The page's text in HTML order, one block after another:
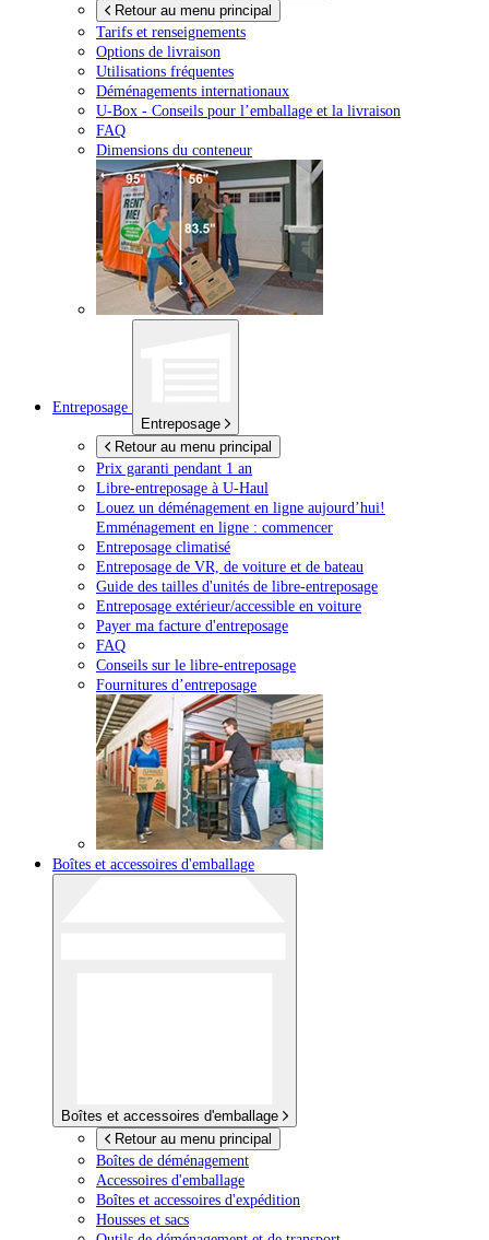
Retour au menu principal
Tarifs et renseignements
Options de livraison
Utilisations fréquentes
Déménagements internationaux
U-Box - Conseils pour l’emballage et la livraison
FAQ
Dimensions du conteneur
Entreposage
Entreposage
Retour au menu principal
Prix garanti pendant 1 an
Libre-entreposage à U-Haul
Louez un déménagement en ligne aujourd’hui!
Emménagement en ligne : commencer
Entreposage climatisé
Entreposage de VR, de voiture et de bateau
Guide des tailles d'unités de libre-entreposage
Entreposage extérieur/accessible en voiture
Payer ma facture d'entreposage
FAQ
Conseils sur le libre-entreposage
Fournitures d’entreposage
Boîtes et accessoires d'emballage
Boîtes et accessoires d'emballage
Retour au menu principal
Boîtes de déménagement
Accessoires d'emballage
Boîtes et accessoires d'expédition
Housses et sacs